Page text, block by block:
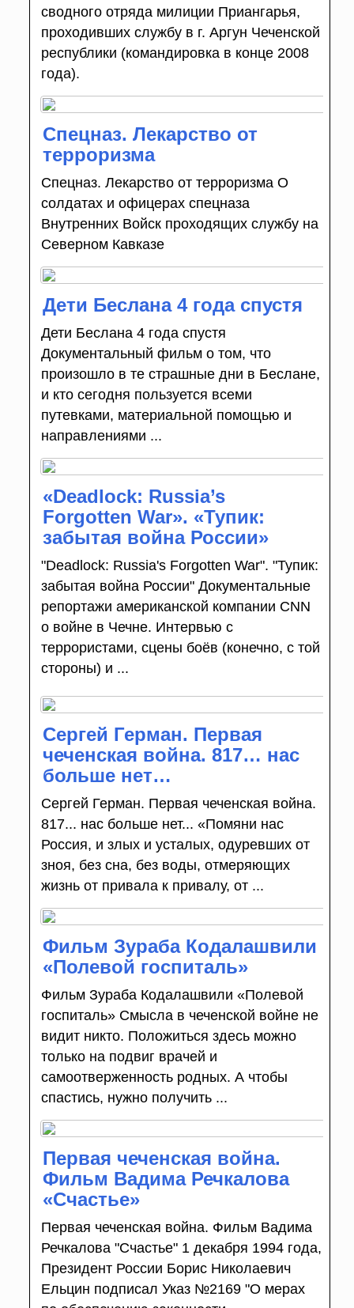
сводного отряда милиции Приангарья,
проходивших службу в г. Аргун Чеченской
республики (командировка в конце 2008
года).
Спецназ. Лекарство от
терроризма
Спецназ. Лекарство от терроризма О
солдатах и офицерах спецназа
Внутренних Войск проходящих службу на
Северном Кавказе
Дети Беслана 4 года спустя
Дети Беслана 4 года спустя
Документальный фильм о том, что
произошло в те страшные дни в Беслане,
и кто сегодня пользуется всеми
путевками, материальной помощью и
направлениями ...
«Deadlock: Russia’s
Forgotten War». «Тупик:
забытая война России»
"Deadlock: Russia's Forgotten War". "Тупик:
забытая война России" Документальные
репортажи американской компании CNN
о войне в Чечне. Интервью с
террористами, сцены боёв (конечно, с той
стороны) и ...
Сергей Герман. Первая
чеченская война. 817… нас
больше нет…
Сергей Герман. Первая чеченская война.
817... нас больше нет... «Помяни нас
Россия, и злых и усталых, одуревших от
зноя, без сна, без воды, отмеряющих
жизнь от привала к привалу, от ...
Фильм Зураба Кодалашвили
«Полевой госпиталь»
Фильм Зураба Кодалашвили «Полевой
госпиталь» Смысла в чеченской войне не
видит никто. Положиться здесь можно
только на подвиг врачей и
самоотверженность родных. А чтобы
спастись, нужно получить ...
Первая чеченская война.
Фильм Вадима Речкалова
«Счастье»
Первая чеченская война. Фильм Вадима
Речкалова "Счастье" 1 декабря 1994 года,
Президент России Борис Николаевич
Ельцин подписал Указ №2169 "О мерах